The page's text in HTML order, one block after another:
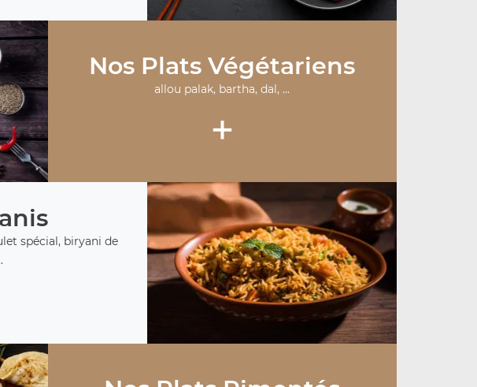
Nos Plats Végétariens
allou palak, bartha, dal, ...
+
spécial, biryani de